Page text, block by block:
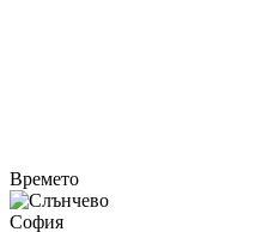
Времето
София